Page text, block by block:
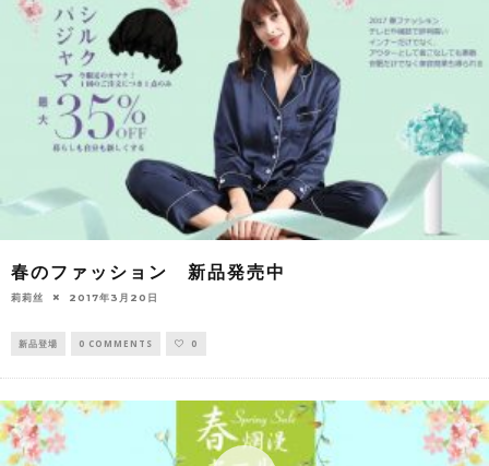
春のファッション 新品発売中
莉莉丝 2017年3月20日
新品登場 0 COMMENTS 0